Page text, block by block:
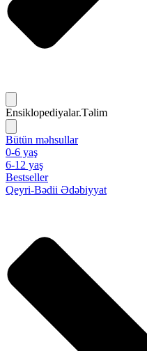
Ensiklopediyalar.Təlim
Bütün məhsullar
0-6 yaş
6-12 yaş
Bestseller
Qeyri-Bədii Ədəbiyyat